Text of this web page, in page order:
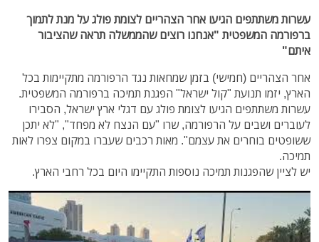
עשרות משתתפים הגיעו אחר הצהריים לצומת פולג על מנת לתמוך
ברפורמה המשפטית "אנחנו רוצים שהממשלה תראה שהציבור
איתם"
אחר הצהריים (חמישי) בזמן שמחאות נגד הרפורמה מתקיימות בכל
הארץ, יזמו תנועת "קול ישראל" הפגנת תמיכה ברפורמה המשפטית.
עשרות משתתפים הגיעו לצומת פולג עם דגלי ארץ ישראל, הסבירו
לעוברים ושבים על הרפורמה, שרו "עם הנצח לא מפחד", "לא יתכן
ששופטים בוחרים את עצמם". מאות רכבים שעברו במקום צפרו לאות
תמיכה.
יש לציין שהפגנות תמיכה נוספות התקיימו היום בכל רחבי הארץ.